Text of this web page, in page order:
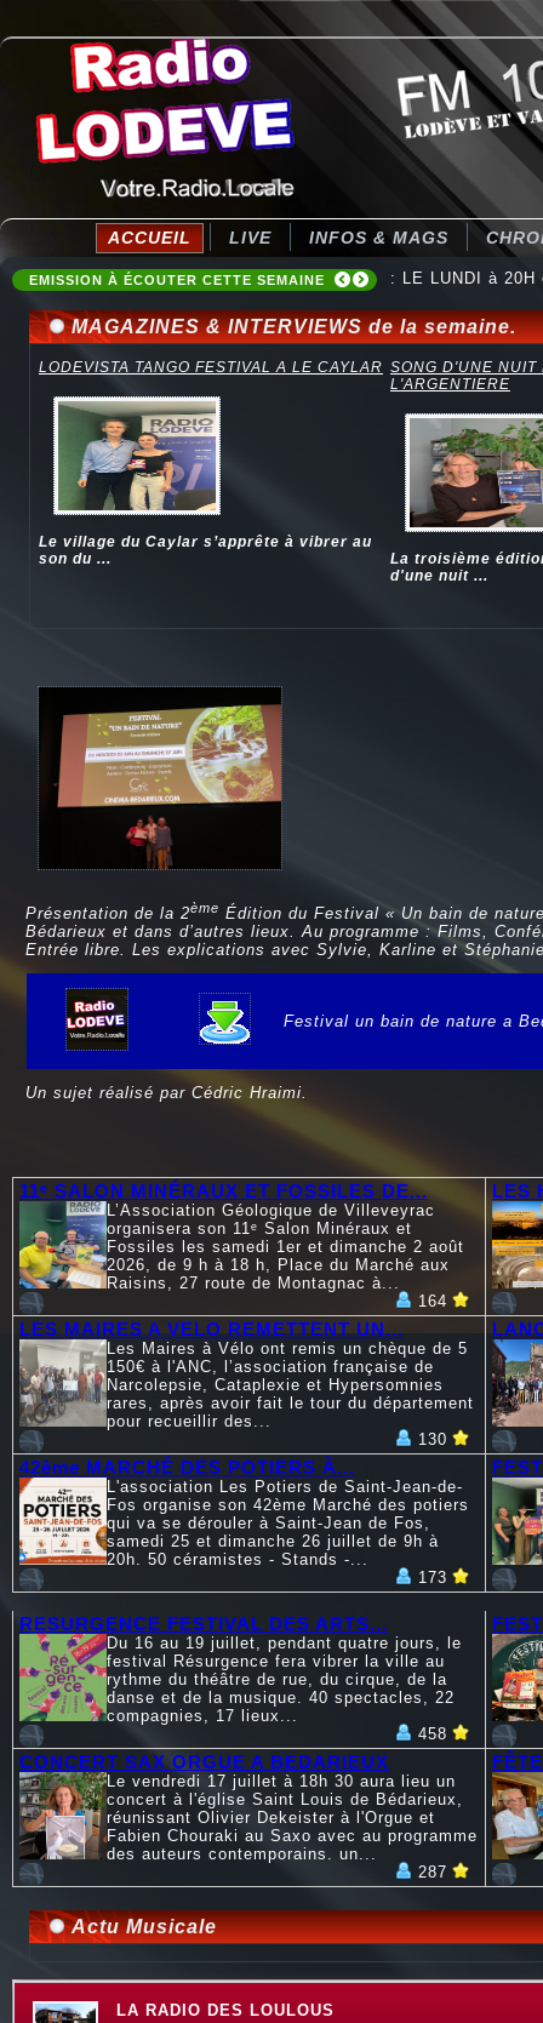
ACCUEIL LIVE INFOS & MAGS
EMISSION À ÉCOUTER CETTE SEMAINE : LE LUNDI à
: Destination
MAGAZINES & INTERVIEWS de la semaine.
LODEVISTA TANGO FESTIVAL A LE CAYLAR
Le village du Caylar s’apprête à vibrer au
son du ...
SONG D'UNE NUIT
L'ARGENTIERE
La troisième
d'une nuit ...
Présentation de la 2ème Édition du Festival « Un bain de
Bédarieux et dans d’autres lieux. Au programme : Films,
Entrée libre. Les explications avec Sylvie, Karline et
Festival un bain de nature a
Un sujet réalisé par Cédric Hraimi.
11ᵉ SALON MINÉRAUX ET FOSSILES DE...
L’Association Géologique de Villeveyrac
organisera son 11ᵉ Salon Minéraux et
Fossiles les samedi 1er et dimanche 2 août
2026, de 9 h à 18 h, Place du Marché aux
Raisins, 27 route de Montagnac à...
164
LES
LES MAIRES A VELO REMETTENT UN...
Les Maires à Vélo ont remis un chèque de 5
150€ à l'ANC, l’association française de
Narcolepsie, Cataplexie et Hypersomnies
rares, après avoir fait le tour du département
pour recueillir des...
130
42ème MARCHÉ DES POTIERS À...
L'association Les Potiers de Saint-Jean-de-
Fos organise son 42ème Marché des potiers
qui va se dérouler à Saint-Jean de Fos,
samedi 25 et dimanche 26 juillet de 9h à
20h. 50 céramistes - Stands -...
173
RESURGENCE FESTIVAL DES ARTS...
Du 16 au 19 juillet, pendant quatre jours, le
festival Résurgence fera vibrer la ville au
rythme du théâtre de rue, du cirque, de la
danse et de la musique. 40 spectacles, 22
compagnies, 17 lieux...
458
CONCERT SAX ORGUE A BEDARIEUX
Le vendredi 17 juillet à 18h 30 aura lieu un
concert à l'église Saint Louis de Bédarieux,
réunissant Olivier Dekeister à l'Orgue et
Fabien Chouraki au Saxo avec au programme
des auteurs contemporains. un...
287
Actu Musicale
LA RADIO DES LOULOUS